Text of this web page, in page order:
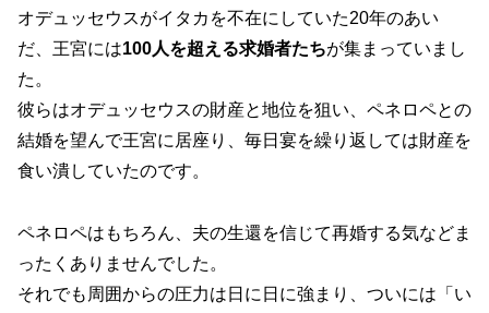
オデュッセウスがイタカを不在にしていた20年のあい
だ、王宮には100人を超える求婚者たちが集まっていまし
た。
彼らはオデュッセウスの財産と地位を狙い、ペネロペとの
結婚を望んで王宮に居座り、毎日宴を繰り返しては財産を
食い潰していたのです。
ペネロペはもちろん、夫の生還を信じて再婚する気などま
ったくありませんでした。
それでも周囲からの圧力は日に日に強まり、ついには「い